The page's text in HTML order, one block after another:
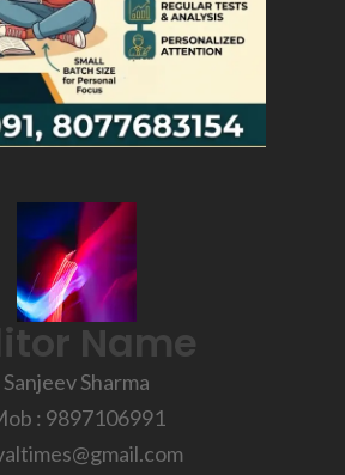
Name
Sanjeev Sharma
: 9897106991